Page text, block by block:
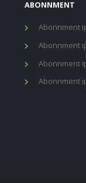
ABONNMENT
Abonnment
Abonnment
Abonnment
Abonnment